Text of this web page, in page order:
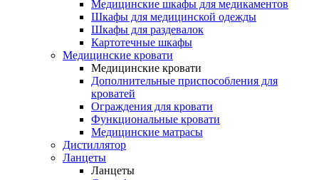
Медицинские шкафы для медикаментов
Шкафы для медицинской одежды
Шкафы для раздевалок
Картотечные шкафы
Медицинские кровати
Медицинские кровати
Дополнительные приспособления для
кроватей
Ограждения для кровати
Функциональные кровати
Медицинские матрасы
Дистиллятор
Ланцеты
Ланцеты